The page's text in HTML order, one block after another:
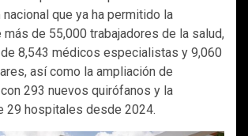
que ya ha permitido la
más de 55,000 trabajadores de la salud,
de 8,543 médicos especialistas y 9,060
así como la ampliación de
293 nuevos quirófanos y la
29 hospitales desde 2024.